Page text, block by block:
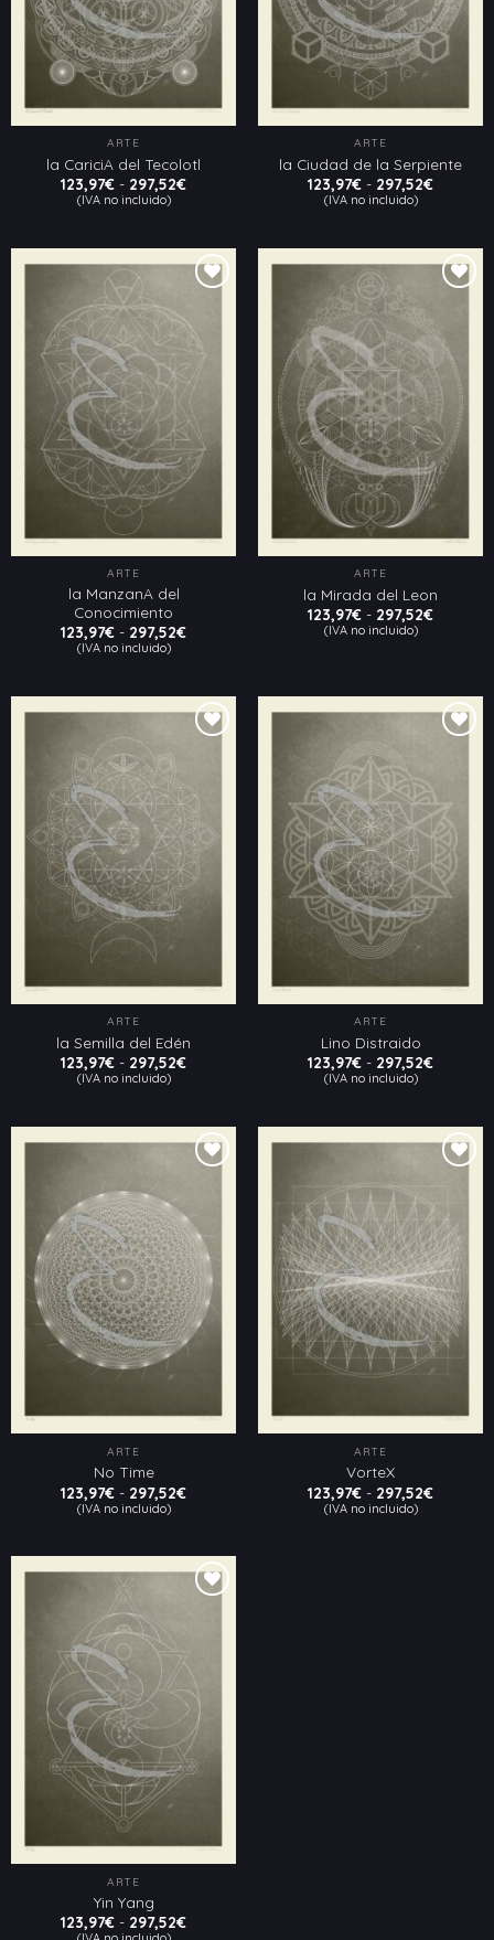
ARTE
la CariciA del Tecolotl
123,97€ - 297,52€Rango
hasta
297,52€
(IVA no incluido)
ARTE
la Ciudad de la Serpiente
123,97€ - 297,52€Rango
hasta
297,52€
(IVA no incluido)
Añadir
a la
lista
deseos
ARTE
la ManzanA del
Conocimiento
123,97€ - 297,52€Rango
hasta
297,52€
(IVA no incluido)
Añadir
a la
de
deseos
ARTE
la Mirada del Leon
123,97€ - 297,52€Rango
297,52€
(IVA no incluido)
Añadir
lista
de
deseos
ARTE
la Semilla del Edén
123,97€ - 297,52€Rango
hasta
297,52€
(IVA no incluido)
a la
lista
de
deseos
ARTE
Lino Distraido
123,97€ - 297,52€Rango
hasta
297,52€
(IVA no incluido)
Añadir
a la
lista
de
deseos
ARTE
No Time
123,97€ - 297,52€Rango
hasta
297,52€
(IVA no incluido)
Añadir
a la
lista
de
deseos
ARTE
VorteX
123,97€ - 297,52€Rango
(IVA no incluido)
lista
de
deseos
ARTE
Yin Yang
123,97€ - 297,52€Rango